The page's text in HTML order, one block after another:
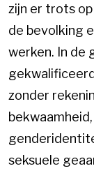
zijn er trots
de bevolking
werken. In de
zonder
seksuele